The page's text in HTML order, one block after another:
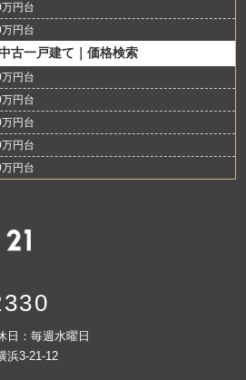
円台
円台
古一戸建て｜価格検索
円台
円台
円台
円台
円台
：毎週水曜日
浜3-21-12